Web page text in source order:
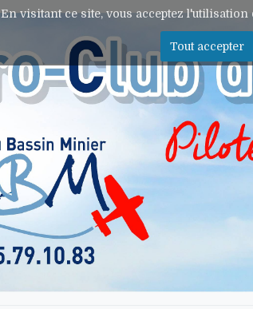
En visitant ce site, vous acceptez
Tout accepter